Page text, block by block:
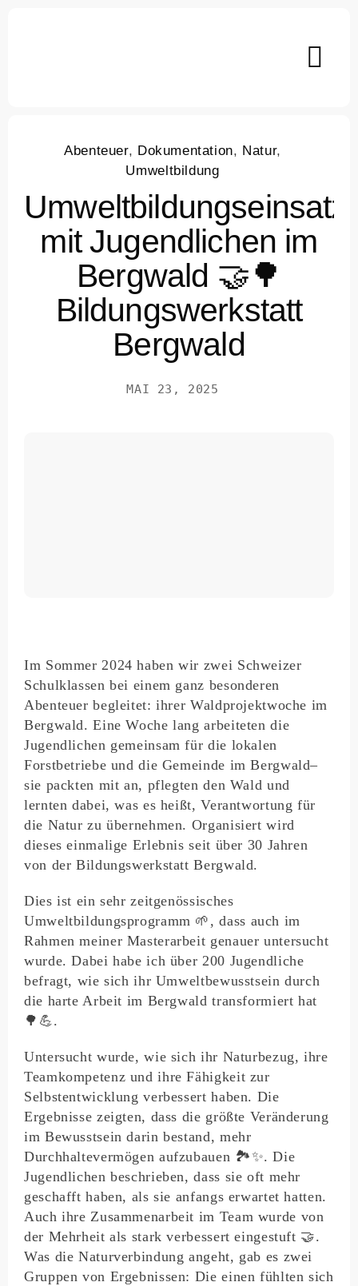
Abenteuer, Dokumentation, Natur,
Umweltbildung
Umweltbildungseinsatz
mit Jugendlichen im
Bergwald 🤝🌳
Bildungswerkstatt
Bergwald
MAI 23, 2025
Im Sommer 2024 haben wir zwei Schweizer
Schulklassen bei einem ganz besonderen
Abenteuer begleitet: ihrer Waldprojektwoche im
Bergwald. Eine Woche lang arbeiteten die
Jugendlichen gemeinsam für die lokalen
Forstbetriebe und die Gemeinde im Bergwald–
sie packten mit an, pflegten den Wald und
lernten dabei, was es heißt, Verantwortung für
die Natur zu übernehmen. Organisiert wird
dieses einmalige Erlebnis seit über 30 Jahren
von der Bildungswerkstatt Bergwald.
Dies ist ein sehr zeitgenössisches
Umweltbildungsprogramm 🌱, dass auch im
Rahmen meiner Masterarbeit genauer untersucht
wurde. Dabei habe ich über 200 Jugendliche
befragt, wie sich ihr Umweltbewusstsein durch
die harte Arbeit im Bergwald transformiert hat
🌳💪.
Untersucht wurde, wie sich ihr Naturbezug, ihre
Teamkompetenz und ihre Fähigkeit zur
Selbstentwicklung verbessert haben. Die
Ergebnisse zeigten, dass die größte Veränderung
im Bewusstsein darin bestand, mehr
Durchhaltevermögen aufzubauen 🏞️✨. Die
Jugendlichen beschrieben, dass sie oft mehr
geschafft haben, als sie anfangs erwartet hatten.
Auch ihre Zusammenarbeit im Team wurde von
der Mehrheit als stark verbessert eingestuft 🤝.
Was die Naturverbindung angeht, gab es zwei
Gruppen von Ergebnissen: Die einen fühlten sich